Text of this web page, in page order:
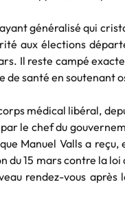
généralisé qui
aux élections
Il reste campé
de santé en soutenant
médical libéral,
le chef du
Manuel Valls a reçu,
du 15 mars contre la
rendez-vous